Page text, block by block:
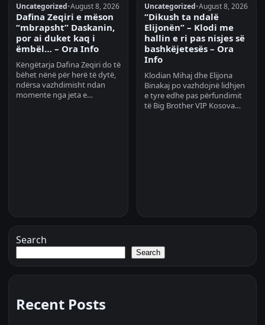
Uncategorized•August 8, 2026
Dafina Zeqiri e mëson
“mbrapsht” Daskanin,
por ai duket kaq i
ëmbël… – Ora Info
Këngëtarja Dafina Zeqiri do të
bëhet nënë për herë të dytë,
ndërsa vazhdimisht ndan
momente nga jeta e…
Uncategorized•August 8, 2026
“Dikush ta ndalë
Elijonën” – Klodi me
hallin e ri pas nisjes së
bashkëjetesës – Ora
Info
Klodian Mihaj dhe Elijona
Binakaj po vazhdojnë lidhjen
e tyre edhe pas përfundimit
të Big Brother VIP Kosova…
Search
Search
Recent Posts